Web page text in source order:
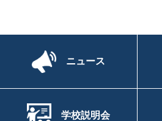
ニュース
学校説明会